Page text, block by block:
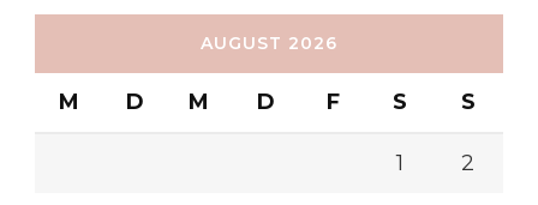
AUGUST 2026
M D M D F S S
1 2